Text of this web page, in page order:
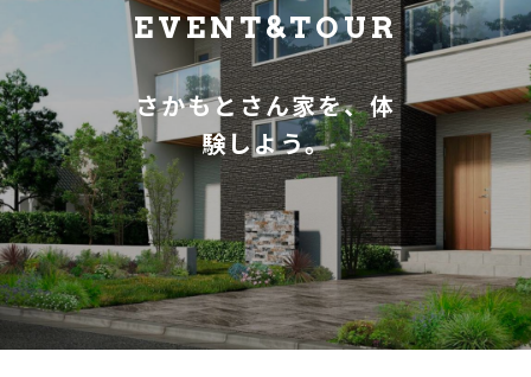
OUR STORY
お家作りの流れ
FLOW
イベント情報
よくあるご質問
ブログ
BLOG
EVENT&TOUR
さかもとさん家を、体
験しよう。